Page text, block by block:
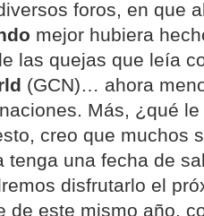
foros, en que
mejor hubiera
las quejas que leía
(GCN)… ahora
Más, ¿qué
creo que muchos
tenga una fecha de
disfrutarlo el
de este mismo año,